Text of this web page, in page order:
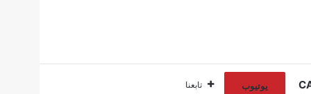
يوتيوب تابعنا